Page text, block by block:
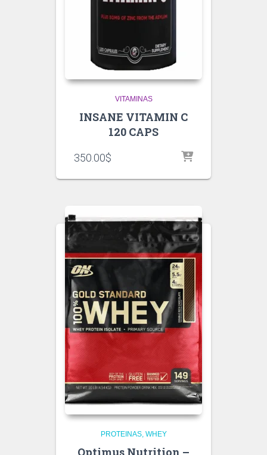
VITAMINAS
INSANE VITAMIN C
120 CAPS
350.00$
PROTEINAS WHEY
Optimus Nutrition –